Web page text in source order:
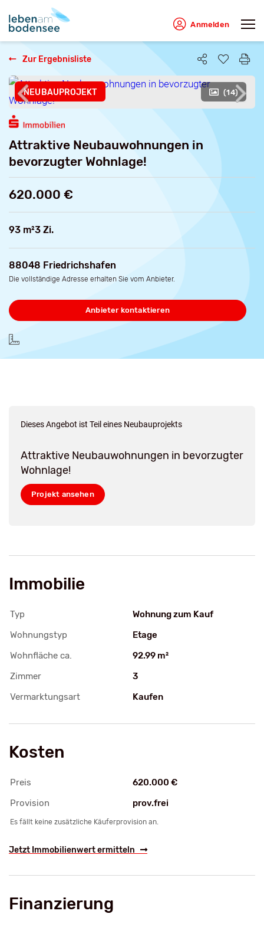
Anmelden
Zur Ergebnisliste
NEUBAUPROJEKT (14)
Attraktive Neubauwohnungen in
bevorzugter Wohnlage!
620.000 €
93 m²3 Zi.
88048 Friedrichshafen
Die vollständige Adresse erhalten Sie vom Anbieter.
Anbieter kontaktieren
Dieses Angebot ist Teil eines Neubauprojekts
Attraktive Neubauwohnungen in bevorzugter
Wohnlage!
Projekt ansehen
Immobilie
Typ
Wohnung zum Kauf
Wohnungstyp
Etage
Wohnfläche ca.
92.99 m²
Zimmer
3
Vermarktungsart
Kaufen
Kosten
Preis
620.000 €
Provision
prov.frei
Es fällt keine zusätzliche Käuferprovision an.
Jetzt Immobilienwert ermitteln
Finanzierung